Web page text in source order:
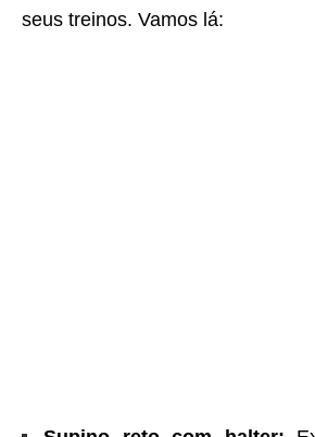
seus treinos. Vamos lá: